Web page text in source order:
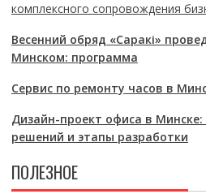
комплексного сопровождения
Весенний обряд «Саракі»
Минском: программа
Сервис по ремонту часов в
Дизайн-проект офиса в
решений и этапы разработки
ПОЛЕЗНОЕ